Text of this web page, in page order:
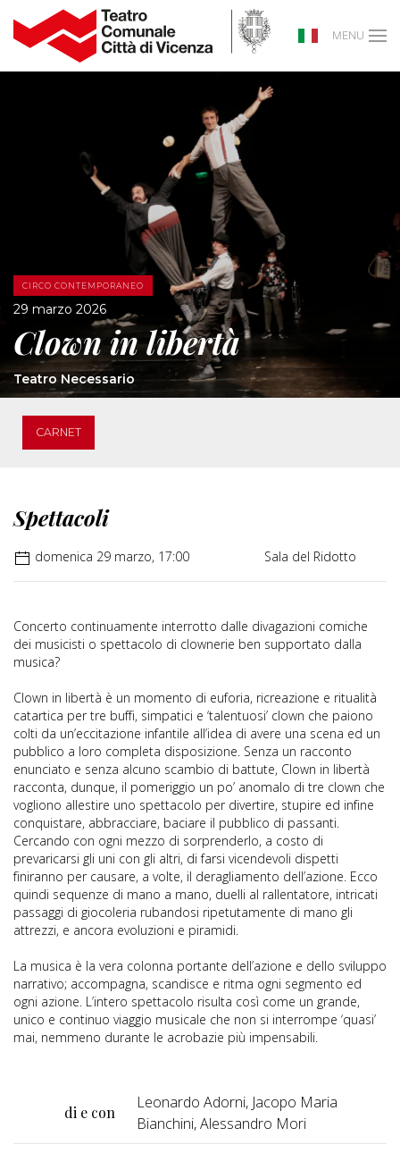
MENU
CIRCO CONTEMPORANEO
29 marzo 2026
Clown in libertà
Teatro Necessario
CARNET
Spettacoli
domenica 29 marzo, 17:00 Sala del Ridotto
Concerto continuamente interrotto dalle divagazioni comiche
dei musicisti o spettacolo di clownerie ben supportato dalla
musica?
Clown in libertà è un momento di euforia, ricreazione e ritualità
catartica per tre buffi, simpatici e ‘talentuosi’ clown che paiono
colti da un’eccitazione infantile all’idea di avere una scena ed un
pubblico a loro completa disposizione. Senza un racconto
enunciato e senza alcuno scambio di battute, Clown in libertà
racconta, dunque, il pomeriggio un po’ anomalo di tre clown che
vogliono allestire uno spettacolo per divertire, stupire ed infine
conquistare, abbracciare, baciare il pubblico di passanti.
Cercando con ogni mezzo di sorprenderlo, a costo di
prevaricarsi gli uni con gli altri, di farsi vicendevoli dispetti
finiranno per causare, a volte, il deragliamento dell’azione. Ecco
quindi sequenze di mano a mano, duelli al rallentatore, intricati
passaggi di giocoleria rubandosi ripetutamente di mano gli
attrezzi, e ancora evoluzioni e piramidi.
La musica è la vera colonna portante dell’azione e dello sviluppo
narrativo; accompagna, scandisce e ritma ogni segmento ed
ogni azione. L’intero spettacolo risulta così come un grande,
unico e continuo viaggio musicale che non si interrompe ‘quasi’
mai, nemmeno durante le acrobazie più impensabili.
di e con
Leonardo Adorni, Jacopo Maria
Bianchini, Alessandro Mori